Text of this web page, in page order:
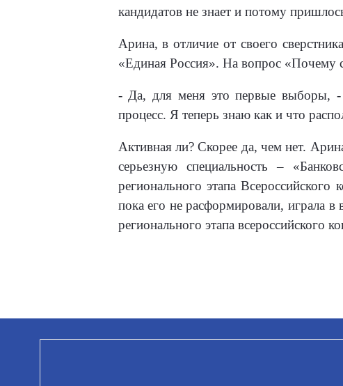
кандидатов не знает и потому
Арина, в отличие от своего
«Единая Россия». На вопрос «Почему
- Да, для меня это первые выборы, -
процесс. Я теперь знаю как и что
Активная ли? Скорее да, чем нет.
серьезную специальность –
регионального этапа
пока его не расформировали, играла
регионального этапа всероссийского